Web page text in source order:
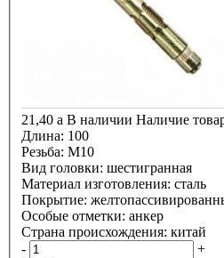
21,40 a В наличии Наличие
Длина: 100
Резьба: М10
Вид головки: шестигранная
Материал изготовления: сталь
Покрытие:
Особые отметки: анкер
Страна происхождения: китай
-
+